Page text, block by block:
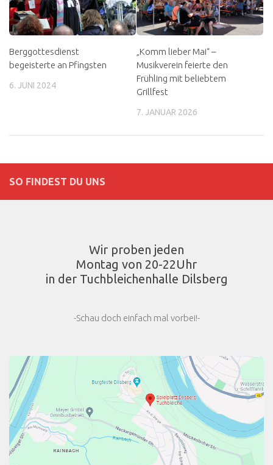
Berggottesdienst
begeisterte an Pfingsten
6. JUNI 2024
„Komm lieber Mai“ –
Musikverein feierte den
Frühling mit beliebtem
Grillfest
7. JANUAR 2026
SO FINDEST DU UNS
Wir proben jeden
Montag von 20-22Uhr
in der Tuchbleichenhalle Dilsberg
-Schau doch einfach mal vorbei!-